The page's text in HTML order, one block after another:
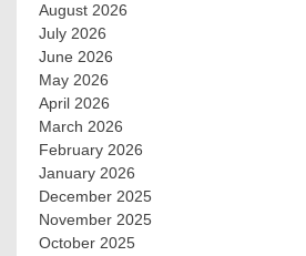
August 2026
July 2026
June 2026
May 2026
April 2026
March 2026
February 2026
January 2026
December 2025
November 2025
October 2025